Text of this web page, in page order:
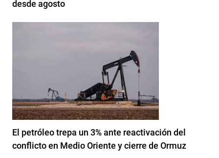
desde agosto
El petróleo trepa un 3% ante reactivación del
conflicto en Medio Oriente y cierre de Ormuz